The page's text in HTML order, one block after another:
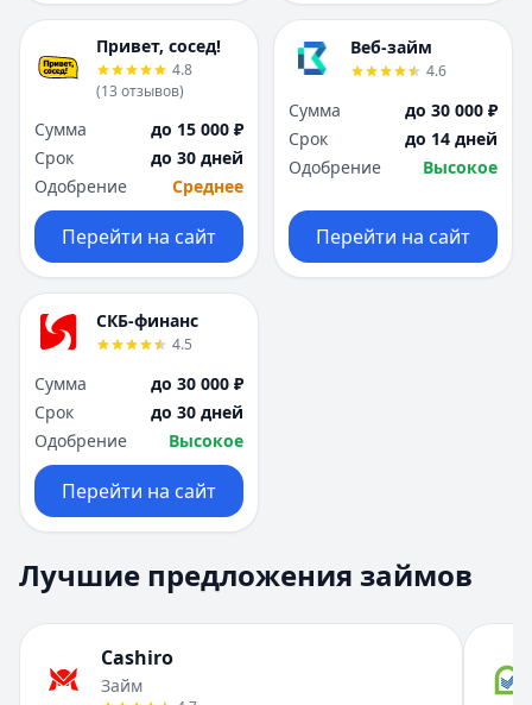
Привет, сосед!
4.8
(13 отзывов)
Сумма
до 15 000 ₽
Срок
до 30 дней
Одобрение
Среднее
Перейти на сайт
Веб-займ
4.6
Сумма
до 30 000 ₽
Срок
до 14 дней
Одобрение
Высокое
Перейти на сайт
СКБ-финанс
4.5
Сумма
до 30 000 ₽
Срок
до 30 дней
Одобрение
Высокое
Перейти на сайт
Лучшие предложения займов
Cashiro
Займ